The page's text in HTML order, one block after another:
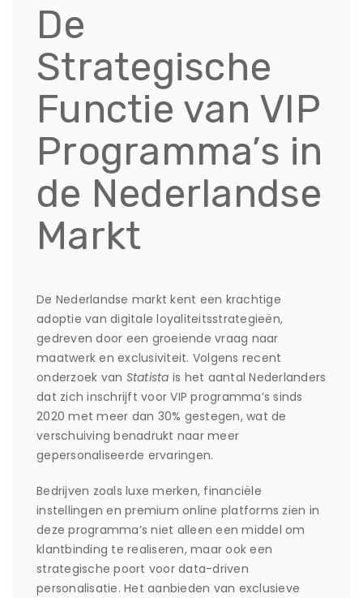
De
Strategische
Functie van VIP
Programma’s in
de Nederlandse
Markt
De Nederlandse markt kent een krachtige
adoptie van digitale loyaliteitsstrategieën,
gedreven door een groeiende vraag naar
maatwerk en exclusiviteit. Volgens recent
onderzoek van Statista is het aantal Nederlanders
dat zich inschrijft voor VIP programma’s sinds
2020 met meer dan 30% gestegen, wat de
verschuiving benadrukt naar meer
gepersonaliseerde ervaringen.
Bedrijven zoals luxe merken, financiële
instellingen en premium online platforms zien in
deze programma’s niet alleen een middel om
klantbinding te realiseren, maar ook een
strategische poort voor data-driven
personalisatie. Het aanbieden van exclusieve